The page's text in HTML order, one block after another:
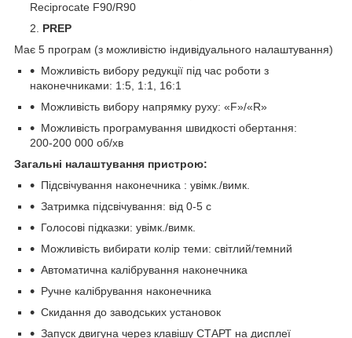
Reciprocate F90/R90
2. PREP
Має 5 програм (з можливістю індивідуального налаштування)
Можливість вибору редукції під час роботи з
наконечниками: 1:5, 1:1, 16:1
Можливість вибору напрямку руху: «F»/«R»
Можливість програмування швидкості обертання:
200-200 000 об/хв
Загальні налаштування пристрою:
Підсвічування наконечника : увімк./вимк.
Затримка підсвічування: від 0-5 с
Голосові підказки: увімк./вимк.
Можливість вибирати колір теми: світлий/темний
Автоматична калібрування наконечника
Ручне калібрування наконечника
Скидання до заводських установок
Запуск двигуна через клавішу СТАРТ на дисплеї